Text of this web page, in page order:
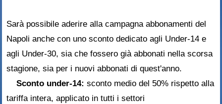
Sarà possibile aderire alla campagna abbonamenti del
Napoli anche con uno sconto dedicato agli Under-14 e
agli Under-30, sia che fossero già abbonati nella scorsa
stagione, sia per i nuovi abbonati di quest'anno.
Sconto under-14:sconto medio del 50% rispetto alla
tariffa intera, applicato in tutti i settori